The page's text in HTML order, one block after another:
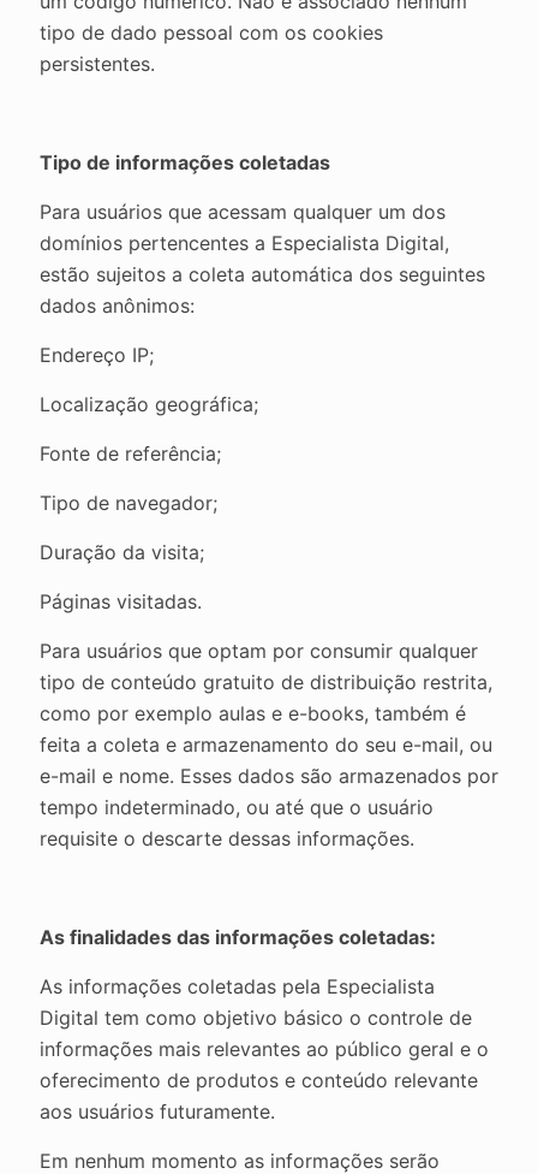
tipo de dado pessoal com os cookies
persistentes.
Tipo de informações coletadas
Para usuários que acessam qualquer um dos
domínios pertencentes a Especialista Digital,
estão sujeitos a coleta automática dos seguintes
dados anônimos:
Endereço IP;
Localização geográfica;
Fonte de referência;
Tipo de navegador;
Duração da visita;
Páginas visitadas.
Para usuários que optam por consumir qualquer
tipo de conteúdo gratuito de distribuição restrita,
como por exemplo aulas e e-books, também é
feita a coleta e armazenamento do seu e-mail, ou
e-mail e nome. Esses dados são armazenados por
tempo indeterminado, ou até que o usuário
requisite o descarte dessas informações.
As finalidades das informações coletadas:
As informações coletadas pela Especialista
Digital tem como objetivo básico o controle de
informações mais relevantes ao público geral e o
oferecimento de produtos e conteúdo relevante
aos usuários futuramente.
Em nenhum momento as informações serão